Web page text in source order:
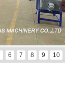
6 7 8 9 10